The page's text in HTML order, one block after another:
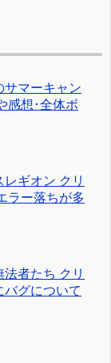
サマーキャン
感想･全体ボ
ギオン クリ
ラー落ちが多
者たち クリ
バグについて